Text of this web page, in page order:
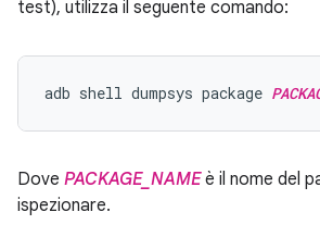
test), utilizza il seguente comando:
adb shell dumpsys package
Dove PACKAGE_NAMEè il nome del
ispezionare.